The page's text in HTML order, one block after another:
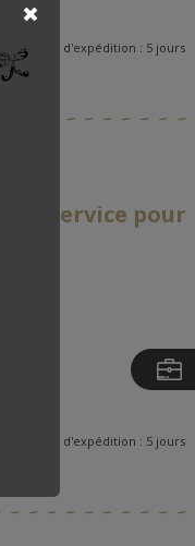
et d'expédition : 5 jours
de service pour
et d'expédition : 5 jours